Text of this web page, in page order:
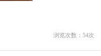
浏览次数： 54次